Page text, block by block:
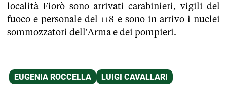
località Fiorò sono arrivati carabinieri, vigili del
fuoco e personale del 118 e sono in arrivo i nuclei
sommozzatori dell'Arma e dei pompieri.